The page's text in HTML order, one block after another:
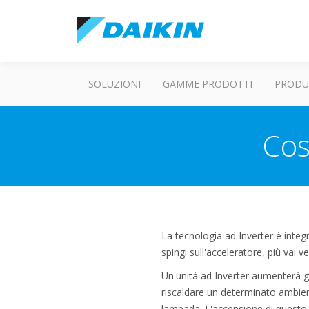
SOLUZIONI GAMME PRODOTTI
La tecnologia ad Inverter è
spingi sull'acceleratore, più vai
Un'unità ad Inverter aumenterà
riscaldare un determinato